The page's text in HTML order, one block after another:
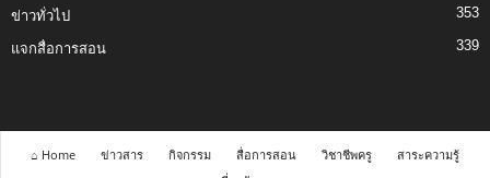
ข่าวทั่วไป 353
แจกสื่อการสอน 339
⌂ Home ข่าวสาร กิจกรรม สื่อการสอน วิชาชีพครู
สาระความรู้